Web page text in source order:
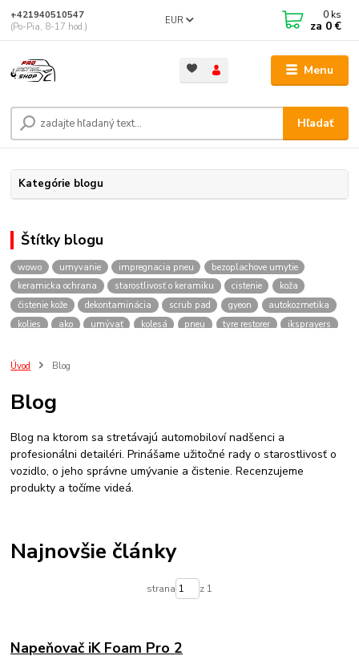
Menu
EUR
Hľadať
+421940510547
(Po-Pia, 8-17 hod.)
0 ks
za 0 €
Kategórie blogu
Štítky blogu
wowo umyvanie impregnacia pneu
bezoplachove umytie
keramicka ochrana
starostlivosť o keramiku cistenie
koža
čistenie kože
dekontaminácia scrub pad gyeon
autokozmetika
kolies
ako umývať kolesá pneu tyre restorer
iksprayers
ozivovac plastov
gyeon cancoat
aplikacia ochrany
sealant sonax bez tepovania koberceky
Úvod Blog
Blog
Blog na ktorom sa stretávajú automobiloví nadšenci a
profesionálni detailéri. Prinášame užitočné rady o starostlivosť o
vozidlo, o jeho správne umývanie a čistenie. Recenzujeme
produkty a točíme videá.
Najnovšie články
strana z 1
Napeňovač iK Foam Pro 2